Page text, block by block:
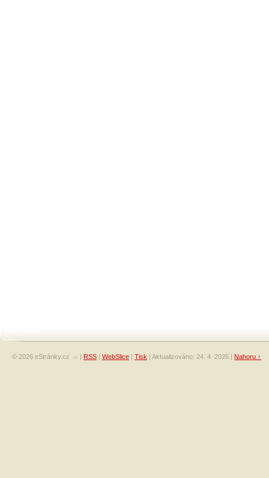
© 2026 eStránky.cz | RSS | WebSlice | Tisk | Aktualizováno: 24. 4. 2026 | Nahoru ↑